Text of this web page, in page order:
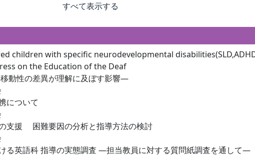
すべて表示する
children with specific neurodevelopmental
on the Education of the Deaf
動性の差異が理解に及ぼす影響―
について
支援 困難要因の分析と指導方法の検討
る英語科 指導の実態調査 ―担当教員に対する質問紙調査を通して―